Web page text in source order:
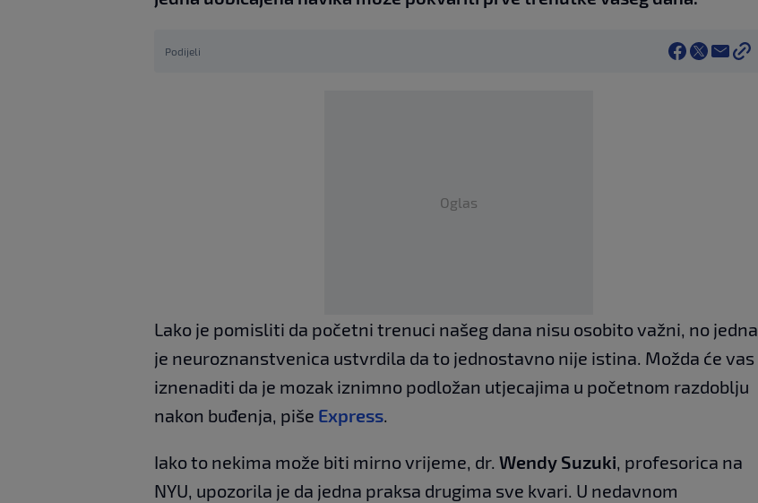
Podijeli
Oglas
Lako je pomisliti da početni trenuci našeg dana nisu osobito važni, no jedna
je neuroznanstvenica ustvrdila da to jednostavno nije istina. Možda će vas
iznenaditi da je mozak iznimno podložan utjecajima u početnom razdoblju
nakon buđenja, piše Express.
Iako to nekima može biti mirno vrijeme, dr. Wendy Suzuki, profesorica na
NYU, upozorila je da jedna praksa drugima sve kvari. U nedavnom